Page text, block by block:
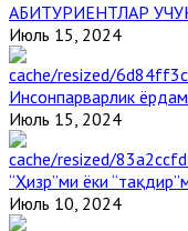
АБИТУРИЕНТЛАР
Июль 15, 2024
Инсонпарварлик
Июль 15, 2024
“Ҳизр”ми ёки
Июль 10, 2024